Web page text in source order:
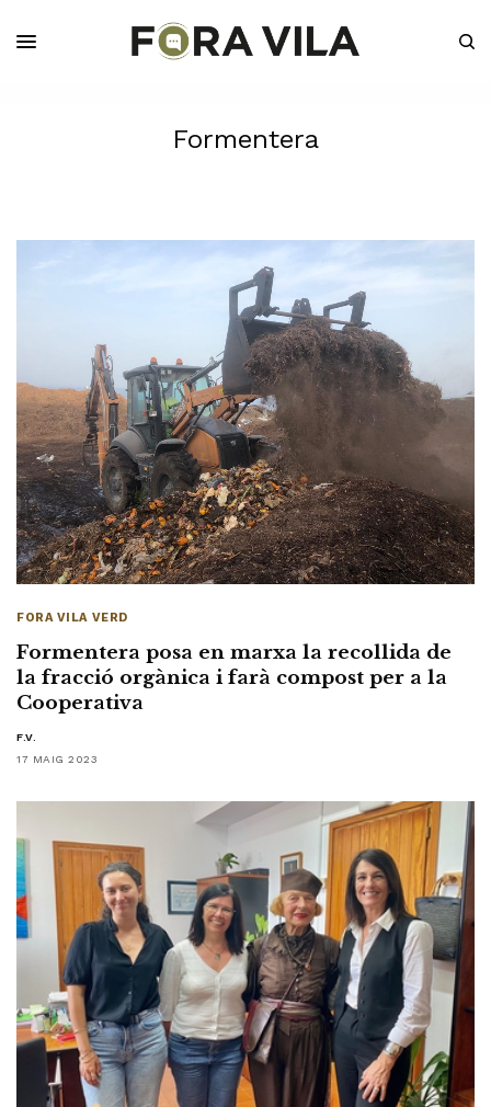
Formentera
FORA VILA VERD
Formentera posa en marxa la recollida de
la fracció orgànica i farà compost per a la
Cooperativa
F.V.
17 MAIG 2023